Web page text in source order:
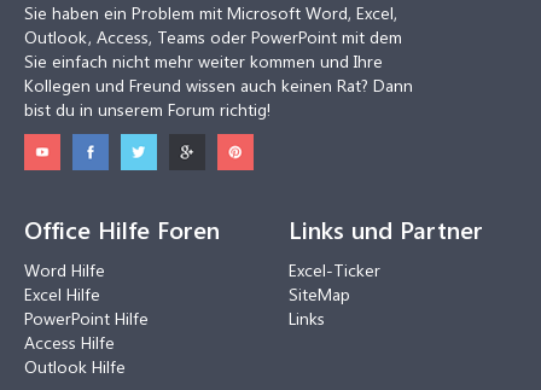
Sie haben ein Problem mit Microsoft Word, Excel,
Outlook, Access, Teams oder PowerPoint mit dem
Sie einfach nicht mehr weiter kommen und Ihre
Kollegen und Freund wissen auch keinen Rat? Dann
bist du in unserem Forum richtig!
Office Hilfe Foren
Word Hilfe
Excel Hilfe
PowerPoint Hilfe
Access Hilfe
Outlook Hilfe
Links und Partner
Excel-Ticker
SiteMap
Links